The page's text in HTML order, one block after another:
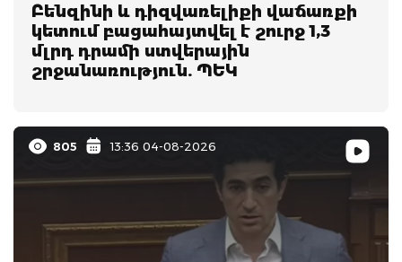
Բենզինի և դիզվառելիքի վաճառքի
կետում բացահայտվել է շուրջ 1,3
մլրդ դրամի ստվերային
շրջանառություն. ՊԵԿ
805 13:36 04-08-2026